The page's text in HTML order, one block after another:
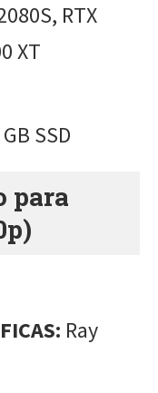
RTX
XT
SSD
para
Ray